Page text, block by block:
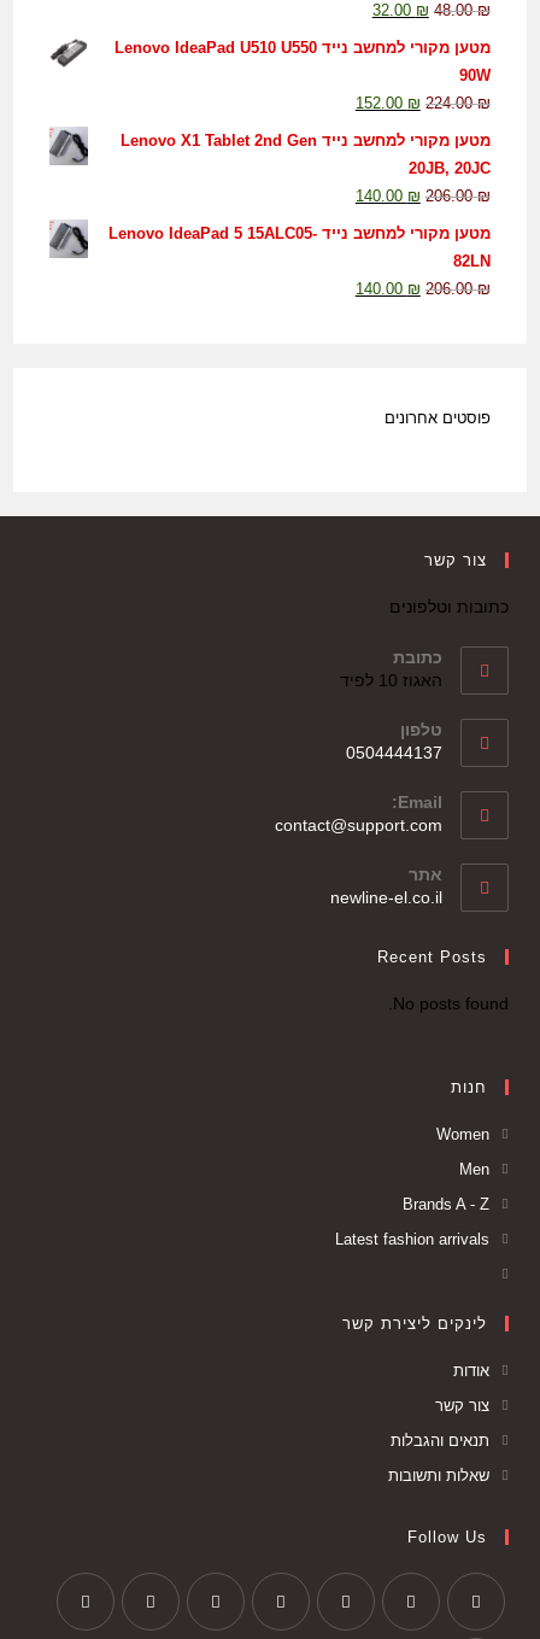
48.00₪
32.00 ₪
מטען מקורי למחשב נייד Lenovo IdeaPad U510 U550
90W
224.00₪
152.00 ₪
מטען מקורי למחשב נייד Lenovo X1 Tablet 2nd Gen
20JB, 20JC
206.00₪
140.00 ₪
מטען מקורי למחשב נייד Lenovo IdeaPad 5 15ALC05-
82LN
206.00₪
140.00 ₪
פוסטים אחרונים
צור קשר
כתובות וטלפונים
כתובת
האגוז 10 לפיד
טלפון
0504444137
Email:
contact@support.com
אתר
newline-el.co.il
Recent Posts
No posts found.
חנות
Women
Men
Brands A - Z
Latest fashion arrivals
לינקים ליצירת קשר
אודות
צור קשר
תנאים והגבלות
שאלות ותשובות
Follow Us